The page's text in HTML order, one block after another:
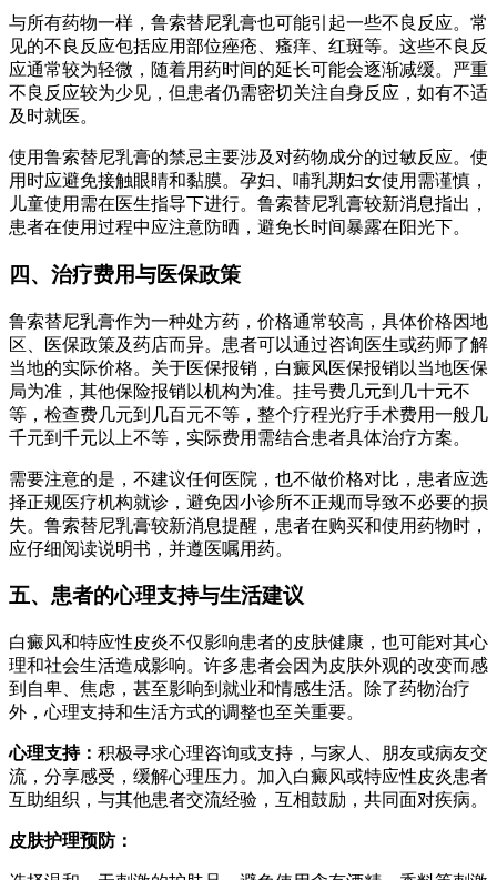
与所有药物一样，鲁索替尼乳膏也可能引起一些不良反应。常
见的不良反应包括应用部位痤疮、瘙痒、红斑等。这些不良反
应通常较为轻微，随着用药时间的延长可能会逐渐减缓。严重
不良反应较为少见，但患者仍需密切关注自身反应，如有不适
及时就医。
使用鲁索替尼乳膏的禁忌主要涉及对药物成分的过敏反应。使
用时应避免接触眼睛和黏膜。孕妇、哺乳期妇女使用需谨慎，
儿童使用需在医生指导下进行。鲁索替尼乳膏较新消息指出，
患者在使用过程中应注意防晒，避免长时间暴露在阳光下。
四、治疗费用与医保政策
鲁索替尼乳膏作为一种处方药，价格通常较高，具体价格因地
区、医保政策及药店而异。患者可以通过咨询医生或药师了解
当地的实际价格。关于医保报销，白癜风医保报销以当地医保
局为准，其他保险报销以机构为准。挂号费几元到几十元不
等，检查费几元到几百元不等，整个疗程光疗手术费用一般几
千元到千元以上不等，实际费用需结合患者具体治疗方案。
需要注意的是，不建议任何医院，也不做价格对比，患者应选
择正规医疗机构就诊，避免因小诊所不正规而导致不必要的损
失。鲁索替尼乳膏较新消息提醒，患者在购买和使用药物时，
应仔细阅读说明书，并遵医嘱用药。
五、患者的心理支持与生活建议
白癜风和特应性皮炎不仅影响患者的皮肤健康，也可能对其心
理和社会生活造成影响。许多患者会因为皮肤外观的改变而感
到自卑、焦虑，甚至影响到就业和情感生活。除了药物治疗
外，心理支持和生活方式的调整也至关重要。
心理支持： 积极寻求心理咨询或支持，与家人、朋友或病友交
流，分享感受，缓解心理压力。加入白癜风或特应性皮炎患者
互助组织，与其他患者交流经验，互相鼓励，共同面对疾病。
皮肤护理预防：